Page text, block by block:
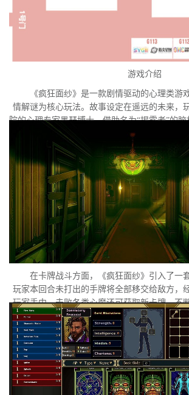
游戏介绍
《疯狂面纱》是一款剧情驱动的心理类游
情解谜为核心玩法。故事设定在遥远的未来，
院的心理专家墨瑟博士，借助名为“揭露者”的
自然疾病患者索菲亚的内心世界。索菲亚正面
隐藏在梦魇深处的外星意识试图夺取她的主体
的心理迷宫中进行探索与解谜，直面潜藏于她
魇。
在卡牌战斗方面，《疯狂面纱》引入了
玩家本回合未打出的手牌将全部移交给敌方，
玩家手中。击败各类心魔还可获取新卡牌，不
发扭曲的梦境敌人。在视觉呈现上，游戏采用
风，刻意保留低分辨率下模糊失真的质感，营
神错位感的氛围体验。